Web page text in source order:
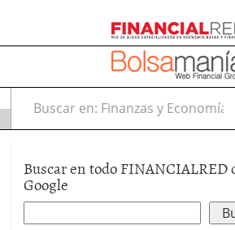
Buscar en:
Buscar en todo FINANCIALRED
Google